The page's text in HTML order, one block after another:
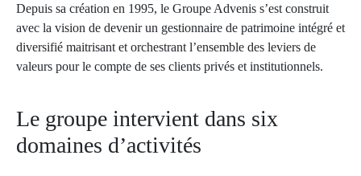
Depuis sa création en 1995, le Groupe Advenis s’est construit
avec la vision de devenir un gestionnaire de patrimoine intégré et
diversifié maitrisant et orchestrant l’ensemble des leviers de
valeurs pour le compte de ses clients privés et institutionnels.
Le groupe intervient dans six
domaines d’activités